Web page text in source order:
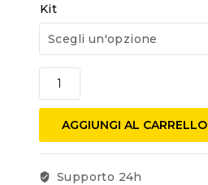
Kit
AGGIUNGI AL CARRELLO
Supporto 24h